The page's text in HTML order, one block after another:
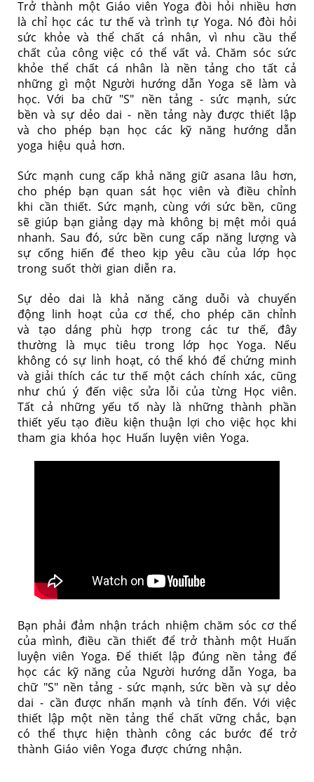
Trở thành một Giáo viên Yoga đòi hỏi nhiều hơn
là chỉ học các tư thế và trình tự Yoga. Nó đòi hỏi
sức khỏe và thể chất cá nhân, vì nhu cầu thể
chất của công việc có thể vất vả. Chăm sóc sức
khỏe thể chất cá nhân là nền tảng cho tất cả
những gì một Người hướng dẫn Yoga sẽ làm và
học. Với ba chữ "S" nền tảng - sức mạnh, sức
bền và sự dẻo dai - nền tảng này được thiết lập
và cho phép bạn học các kỹ năng hướng dẫn
yoga hiệu quả hơn.
Sức mạnh cung cấp khả năng giữ asana lâu hơn,
cho phép bạn quan sát học viên và điều chỉnh
khi cần thiết. Sức mạnh, cùng với sức bền, cũng
sẽ giúp bạn giảng dạy mà không bị mệt mỏi quá
nhanh. Sau đó, sức bền cung cấp năng lượng và
sự cống hiến để theo kịp yêu cầu của lớp học
trong suốt thời gian diễn ra.
Sự dẻo dai là khả năng căng duỗi và chuyển
động linh hoạt của cơ thể, cho phép căn chỉnh
và tạo dáng phù hợp trong các tư thế, đây
thường là mục tiêu trong lớp học Yoga. Nếu
không có sự linh hoạt, có thể khó để chứng minh
và giải thích các tư thế một cách chính xác, cũng
như chú ý đến việc sửa lỗi của từng Học viên.
Tất cả những yếu tố này là những thành phần
thiết yếu tạo điều kiện thuận lợi cho việc học khi
tham gia khóa học Huấn luyện viên Yoga.
Bạn phải đảm nhận trách nhiệm chăm sóc cơ thể
của mình, điều cần thiết để trở thành một Huấn
luyện viên Yoga. Để thiết lập đúng nền tảng để
học các kỹ năng của Người hướng dẫn Yoga, ba
chữ "S" nền tảng - sức mạnh, sức bền và sự dẻo
dai - cần được nhấn mạnh và tính đến. Với việc
thiết lập một nền tảng thể chất vững chắc, bạn
có thể thực hiện thành công các bước để trở
thành Giáo viên Yoga được chứng nhận.